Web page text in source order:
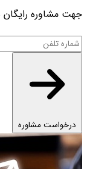
جهت مشاوره رایگان
درخواست مشاوره